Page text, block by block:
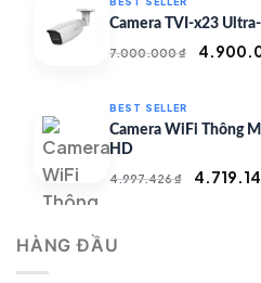
Camera TVI-x23
7.000.000₫
Giá
BEST SELLER
Camera WiFi Thông
HD
4.997.426₫
Giá
HÀNG ĐẦU